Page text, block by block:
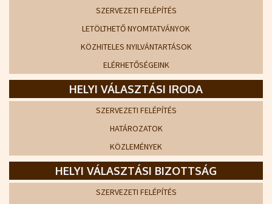
SZERVEZETI FELÉPÍTÉS
LETÖLTHETŐ NYOMTATVÁNYOK
KÖZHITELES NYILVÁNTARTÁSOK
ELÉRHETŐSÉGEINK
HELYI VÁLASZTÁSI IRODA
SZERVEZETI FELÉPÍTÉS
HATÁROZATOK
KÖZLEMÉNYEK
HELYI VÁLASZTÁSI BIZOTTSÁG
SZERVEZETI FELÉPÍTÉS